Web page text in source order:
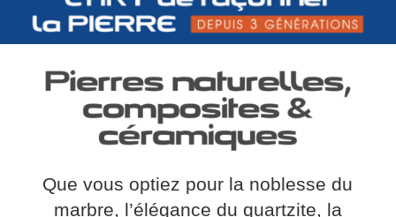
Que vous optiez pour la noblesse du
marbre, l’élégance du quartzite, la